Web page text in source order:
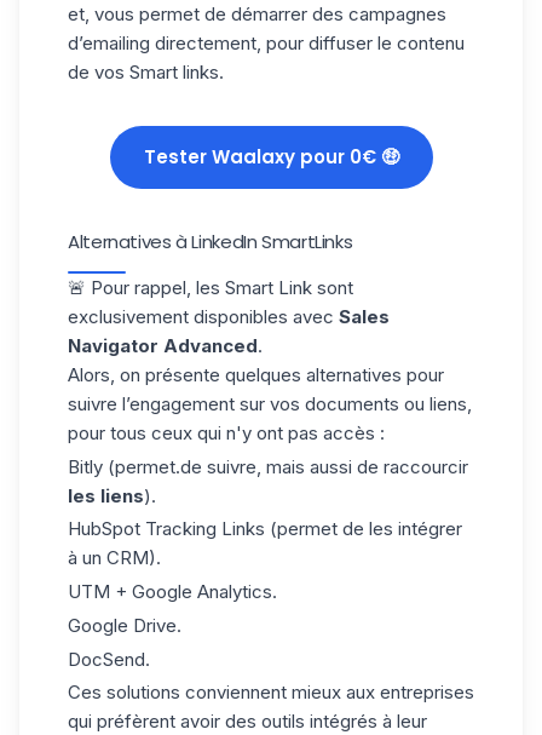
et, vous permet de démarrer des campagnes
d’emailing directement, pour diffuser le contenu
de vos Smart links.
Tester Waalaxy pour 0€ 🤑
Alternatives à LinkedIn SmartLinks
🚨 Pour rappel, les Smart Link sont
exclusivement disponibles avec Sales
Navigator Advanced.
Alors, on présente quelques alternatives pour
suivre l’engagement sur vos documents ou liens,
pour tous ceux qui n'y ont pas accès :
Bitly (permet.de suivre, mais aussi de raccourcir
les liens).
HubSpot Tracking Links (permet de les intégrer
à un CRM).
UTM + Google Analytics.
Google Drive.
DocSend.
Ces solutions conviennent mieux aux entreprises
qui préfèrent avoir des outils intégrés à leur